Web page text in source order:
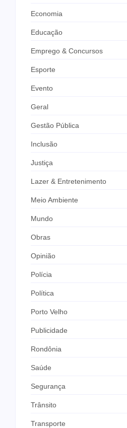
Economia
Educação
Emprego & Concursos
Esporte
Evento
Geral
Gestão Pública
Inclusão
Justiça
Lazer & Entretenimento
Meio Ambiente
Mundo
Obras
Opinião
Polícia
Política
Porto Velho
Publicidade
Rondônia
Saúde
Segurança
Trânsito
Transporte